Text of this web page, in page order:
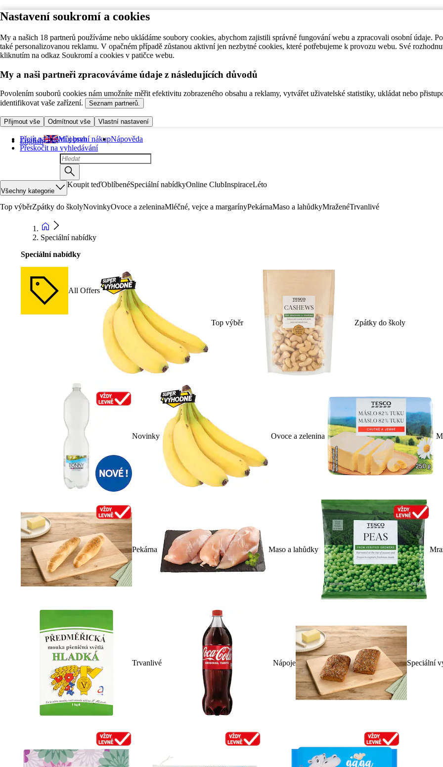
Nastavení soukromí a cookies
My a našich 18 partnerů používáme nebo ukládáme soubory cookies, abychom zajistili správné fungování webu a zpracovali osobní údaje.
také personalizovanou reklamu. V opačném případě zůstanou aktivní jen nezbytné cookies, které potřebujeme k provozu webu. Své
kliknutím na odkaz Soukromí a cookies v patičce webu.
My a naši partneři zpracováváme údaje z následujících důvodů
Povolením souborů cookies nám umožníte měřit efektivitu zobrazeného obsahu a reklamy, vytvářet uživatelské statistiky, ukládat nebo
identifikovat vaše zařízení.
Seznam partnerů.
Přijmout vše Odmítnout vše Vlastní nastavení
Přejít na hlavní obsah
Přeskočit na vyhledávání
English Můj první nákupNápověda
Všechny kategorie
Koupit teďOblíbenéSpeciální nabídkyOnline ClubInspiraceLéto
Top výběrZpátky do školyNovinkyOvoce a zeleninaMléčné, vejce a margarínyPekárnaMaso a lahůdkyMraženéTrvanlivé
Speciální nabídky
Speciální nabídky
All Offers
Top výběr Zpátky do školy
Novinky Ovoce a zelenina
Pekárna Maso a lahůdky
Trvanlivé Nápoje Speciální